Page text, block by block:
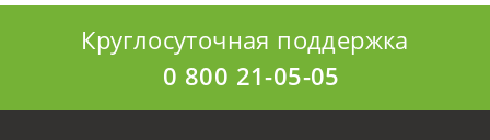
Круглосуточная поддержка
0 800 21-05-05